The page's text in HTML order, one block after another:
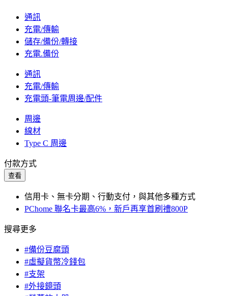
通訊
充電/傳輸
儲存/備份/轉接
充電.備份
通訊
充電/傳輸
充電頭-筆電周邊/配件
周邊
線材
Type C 周邊
付款方式
查看
信用卡、無卡分期、行動支付，與其他多種方式
PChome 聯名卡最高6%，新戶再享首刷禮800P
搜尋更多
#備份豆腐頭
#虛擬貨幣冷錢包
#支架
#外接鏡頭